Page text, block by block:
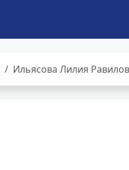
Ильясова Лилия